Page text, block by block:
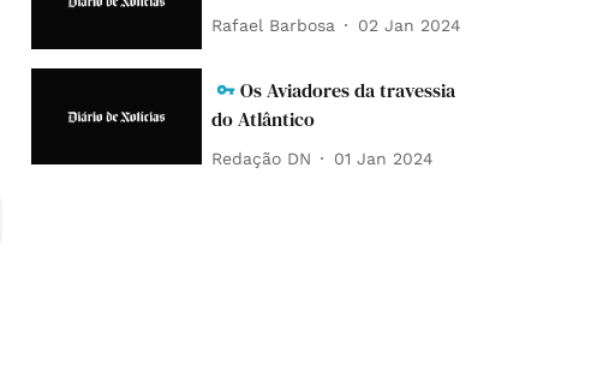
Rafael Barbosa 02 Jan 2024
Os Aviadores da travessia
do Atlântico
Redação DN 01 Jan 2024